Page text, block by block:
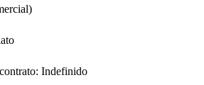
Indefinido